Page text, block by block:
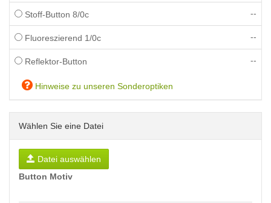
Stoff-Button 8/0c --
Fluoreszierend 1/0c --
Reflektor-Button --
Hinweise zu unseren Sonderoptiken
Wählen Sie eine Datei
Datei auswählen
Button Motiv